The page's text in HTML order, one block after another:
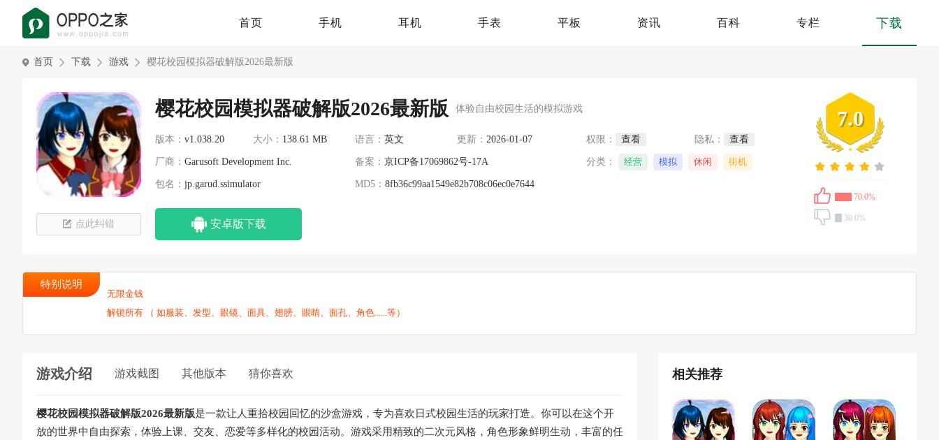
首页 手机 耳机 手表 平板 资讯 百科 专栏 下载
首页 下载 游戏 樱花校园模拟器破解版2026最新版
7.0
70.0%
30.0%
点此纠错
樱花校园模拟器破解版2026最新版 体验自由校园生活的模拟游戏
版本： v1.038.20 大小： 138.61 MB 语言：英文 更新：2026-01-07 权限： 查看 隐私： 查看
厂商： Garusoft Development Inc. 备案：京ICP备17069862号-17A 分类： 经营 模拟 休闲 街机
包名： jp.garud.ssimulator MD5：8fb36c99aa1549e82b708c06ec0e7644
安卓版下载
特别说明
无限金钱
解锁所有 （ 如服装、发型、眼镜、面具、翅膀、眼睛、面孔、角色......等）
游戏介绍 游戏截图 其他版本 猜你喜欢
樱花校园模拟器破解版2026最新版是一款让人重拾校园回忆的沙盒游戏，专为喜欢日式校园生活的玩家打造。你可以在这个开
放的世界中自由探索，体验上课、交友、恋爱等多样化的校园活动。游戏采用精致的二次元风格，角色形象鲜明生动，丰富的任
相关推荐